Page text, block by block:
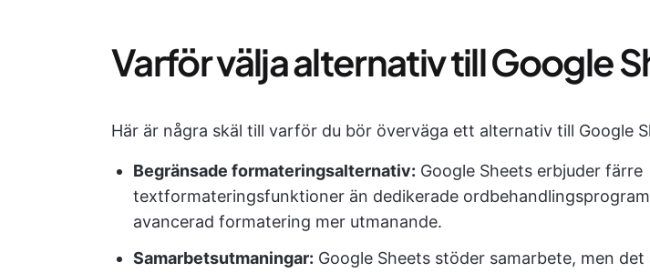
Varför välja alternativ till Google
Här är några skäl till varför du bör överväga ett alternativ till Google
Begränsade formateringsalternativ: Google Sheets erbjuder färre
textformateringsfunktioner än dedikerade
avancerad formatering mer utmanande.
Samarbetsutmaningar: Google Sheets stöder samarbete, men